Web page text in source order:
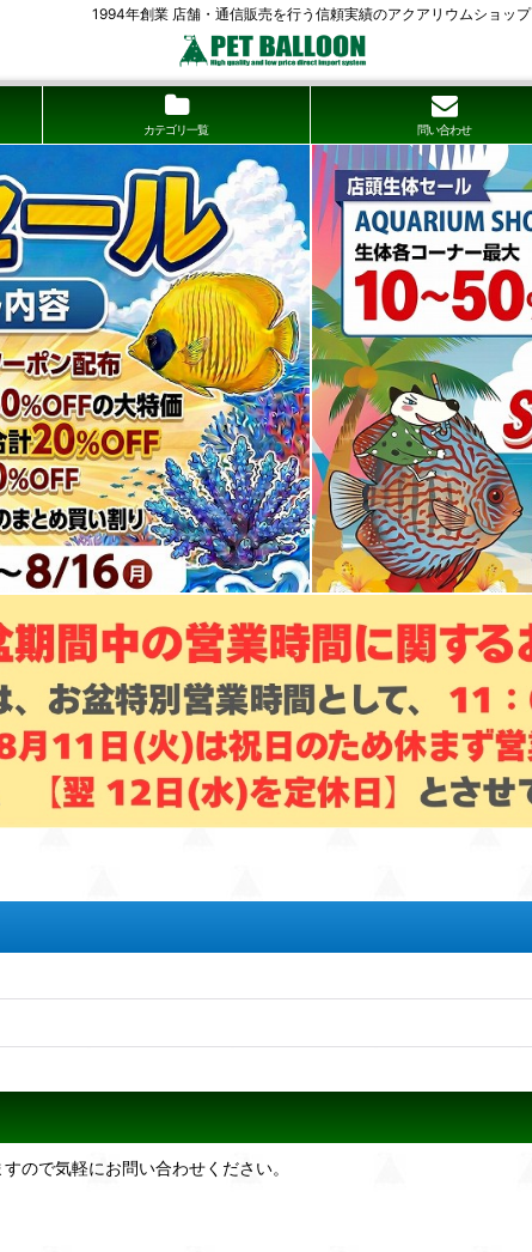
1994年創業 店舗・通信販売を行う信頼実績のアクアリウムショップ
カテゴリ一覧 問い合わせ
ので気軽にお問い合わせください。